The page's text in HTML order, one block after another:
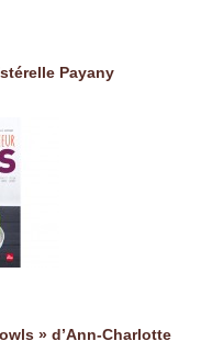
Payany
» d’Ann-Charlotte